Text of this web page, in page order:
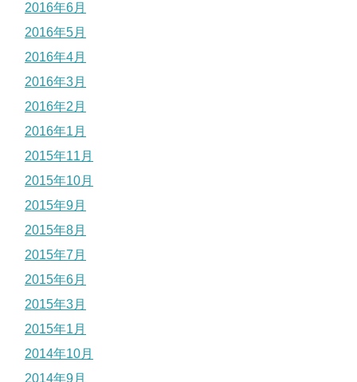
2016年6月
2016年5月
2016年4月
2016年3月
2016年2月
2016年1月
2015年11月
2015年10月
2015年9月
2015年8月
2015年7月
2015年6月
2015年3月
2015年1月
2014年10月
2014年9月